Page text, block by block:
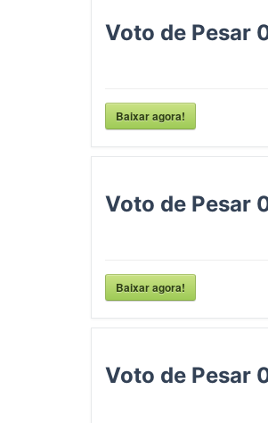
Voto de Pesar
Baixar agora!
Voto de Pesar
Baixar agora!
Voto de Pesar